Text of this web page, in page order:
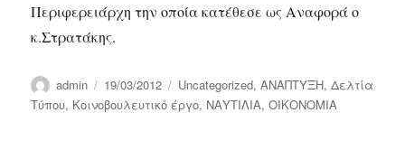
Περιφερειάρχη την οποία κατέθεσε ως Αναφορά ο
κ.Στρατάκης.
Author
admin
Posted
on
19/03/2012 Categories
Uncategorized,ΑΝΑΠΤΥΞΗ,Δελτία
Τύπου, Κοινοβουλευτικό έργο, ΝΑΥΤΙΛΙΑ,ΟΙΚΟΝΟΜΙΑ